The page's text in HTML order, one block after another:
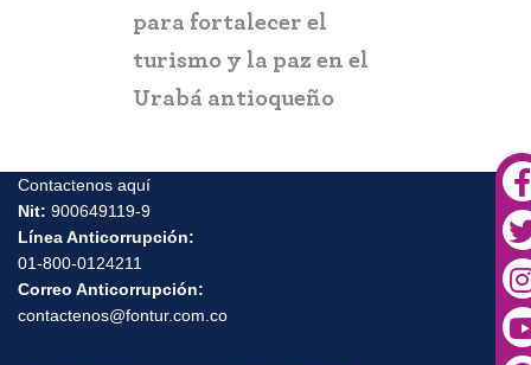
para fortalecer el
turismo y la paz en el
Urabá antioqueño
Contactenos aquí
Nit: 900649119-9
Línea Anticorrupción:
01-800-0124211
Correo Anticorrupción:
contactenos@fontur.com.co